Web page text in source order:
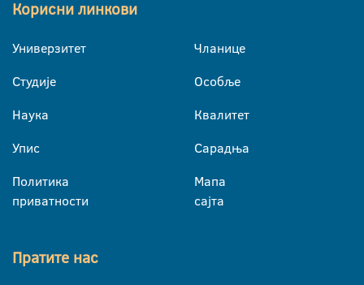
Корисни линкови
Универзитет
Студије
Наука
Упис
Политика
приватности
Чланице
Особље
Квалитет
Сарадња
Мапа
сајта
Пратите нас